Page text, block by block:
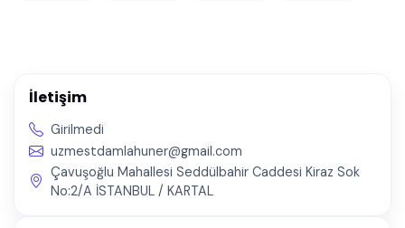
İletişim
Girilmedi
uzmestdamlahuner@gmail.com
Çavuşoğlu Mahallesi Seddülbahir Caddesi Kiraz Sok
No:2/A İSTANBUL / KARTAL